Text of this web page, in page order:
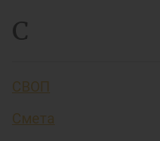
С
СВОП
Смета